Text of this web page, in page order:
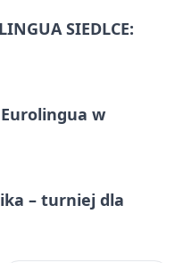
SIEDLCE:
w
– turniej dla